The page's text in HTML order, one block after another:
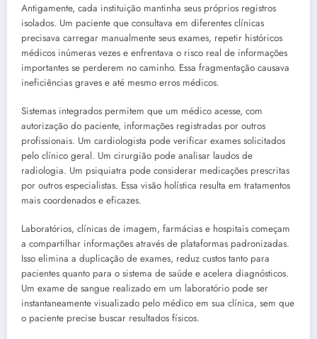
Antigamente, cada instituição mantinha seus próprios registros
isolados. Um paciente que consultava em diferentes clínicas
precisava carregar manualmente seus exames, repetir históricos
médicos inúmeras vezes e enfrentava o risco real de informações
importantes se perderem no caminho. Essa fragmentação causava
ineficiências graves e até mesmo erros médicos.
Sistemas integrados permitem que um médico acesse, com
autorização do paciente, informações registradas por outros
profissionais. Um cardiologista pode verificar exames solicitados
pelo clínico geral. Um cirurgião pode analisar laudos de
radiologia. Um psiquiatra pode considerar medicações prescritas
por outros especialistas. Essa visão holística resulta em tratamentos
mais coordenados e eficazes.
Laboratórios, clínicas de imagem, farmácias e hospitais começam
a compartilhar informações através de plataformas padronizadas.
Isso elimina a duplicação de exames, reduz custos tanto para
pacientes quanto para o sistema de saúde e acelera diagnósticos.
Um exame de sangue realizado em um laboratório pode ser
instantaneamente visualizado pelo médico em sua clínica, sem que
o paciente precise buscar resultados físicos.